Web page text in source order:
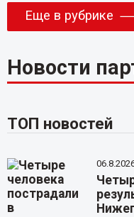
Еще в рубрике
Новости
ТОП новостей